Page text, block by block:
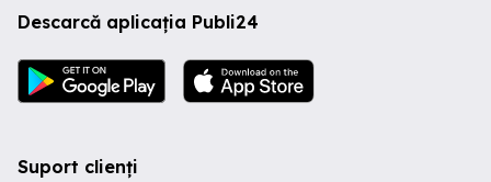
Descarcă aplicația Publi24
Suport clienți